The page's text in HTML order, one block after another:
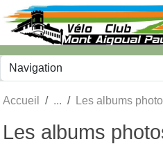
Accueil Les albums
Les albums
Panneau de gestion des cookies